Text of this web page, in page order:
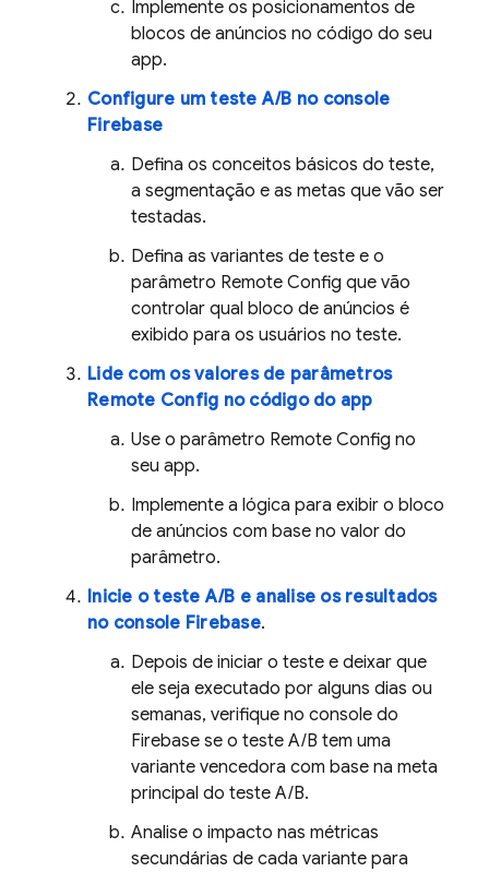
Implemente os posicionamentos de
blocos de anúncios no código do seu
app.
Configure um teste A/B no console
Firebase
Defina os conceitos básicos do teste,
a segmentação e as metas que vão ser
testadas.
Defina as variantes de teste e o
parâmetro Remote Config que vão
controlar qual bloco de anúncios é
exibido para os usuários no teste.
Lide com os valores de parâmetros
Remote Config no código do app
Use o parâmetro Remote Config no
seu app.
Implemente a lógica para exibir o bloco
de anúncios com base no valor do
parâmetro.
Inicie o teste A/B e analise os resultados
no console Firebase.
Depois de iniciar o teste e deixar que
ele seja executado por alguns dias ou
semanas, verifique no console do
Firebase se o teste A/B tem uma
variante vencedora com base na meta
principal do teste A/B.
Analise o impacto nas métricas
secundárias de cada variante para